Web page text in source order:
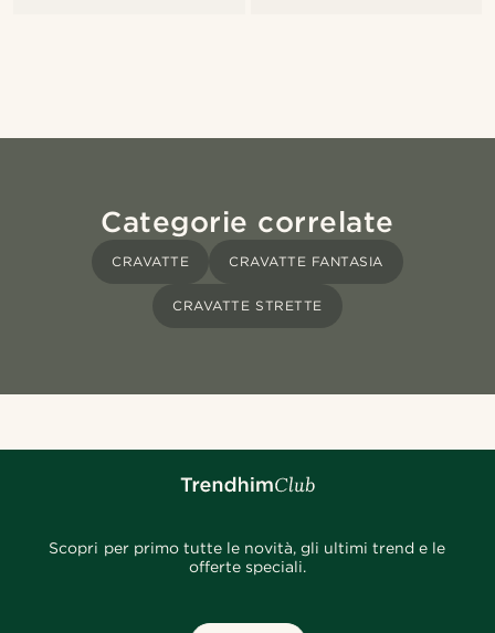
Categorie correlate
CRAVATTE CRAVATTE FANTASIA
CRAVATTE STRETTE
Scopri per primo tutte le novità, gli ultimi trend e le
offerte speciali.